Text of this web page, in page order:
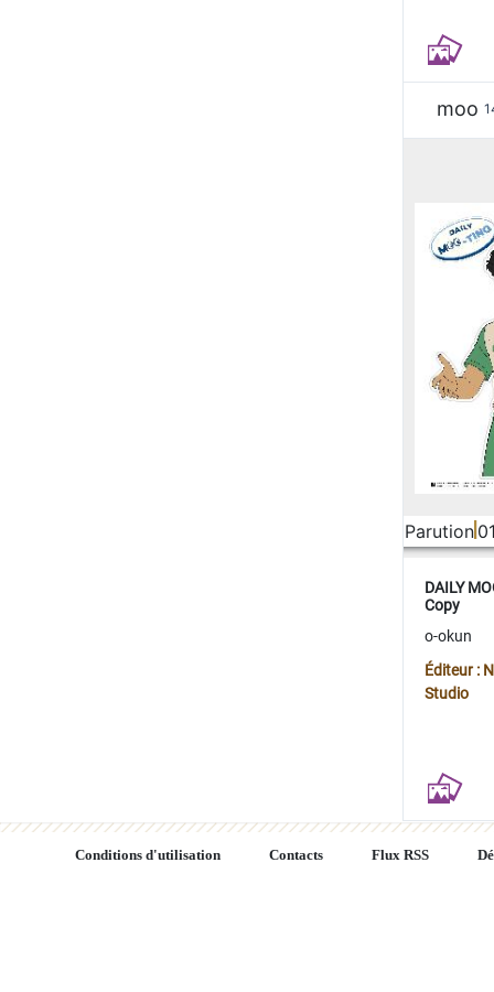
moo
Parution
DAILY
Copy
o-okun
Éditeur :
Studio
Conditions d'utilisation Contacts Flux RSS